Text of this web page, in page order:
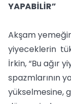
YAPABİLİR”
Akşam
yiyeceklerin
İrkin, “Bu ağır
spazmlarının
yükselmesine,